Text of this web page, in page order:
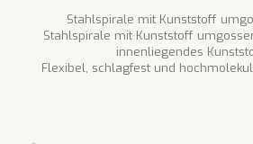
Stahlspirale mit Kunststoff
Stahlspirale mit Kunststoff
innenliegendes
Flexibel, schlagfest und